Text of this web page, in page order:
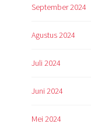
September 2024
Agustus 2024
Juli 2024
Juni 2024
Mei 2024